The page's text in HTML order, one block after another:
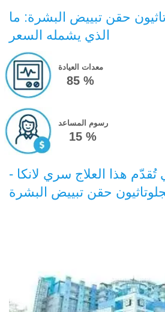
حقن تبييض البشرة: ما
الذي يشمله السعر
معدات العيادة
85 %
رسوم المساعد
15 %
تُقدّم هذا العلاج سري لانكا -
حقن تبييض البشرة